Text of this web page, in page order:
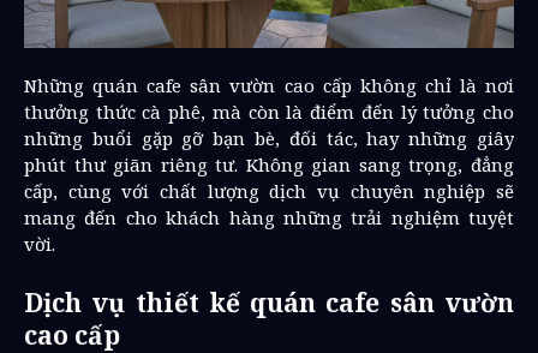
Những quán cafe sân vườn cao cấp không chỉ là nơi
thưởng thức cà phê, mà còn là điểm đến lý tưởng cho
những buổi gặp gỡ bạn bè, đối tác, hay những giây
phút thư giãn riêng tư. Không gian sang trọng, đẳng
cấp, cùng với chất lượng dịch vụ chuyên nghiệp sẽ
mang đến cho khách hàng những trải nghiệm tuyệt
vời.
Dịch vụ thiết kế quán cafe sân vườn
cao cấp